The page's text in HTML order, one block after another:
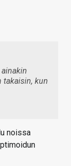
takaisin, kun
noissa